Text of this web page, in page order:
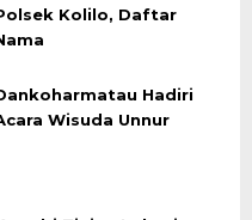
Kolilo, Daftar
Hadiri
Wisuda Unnur